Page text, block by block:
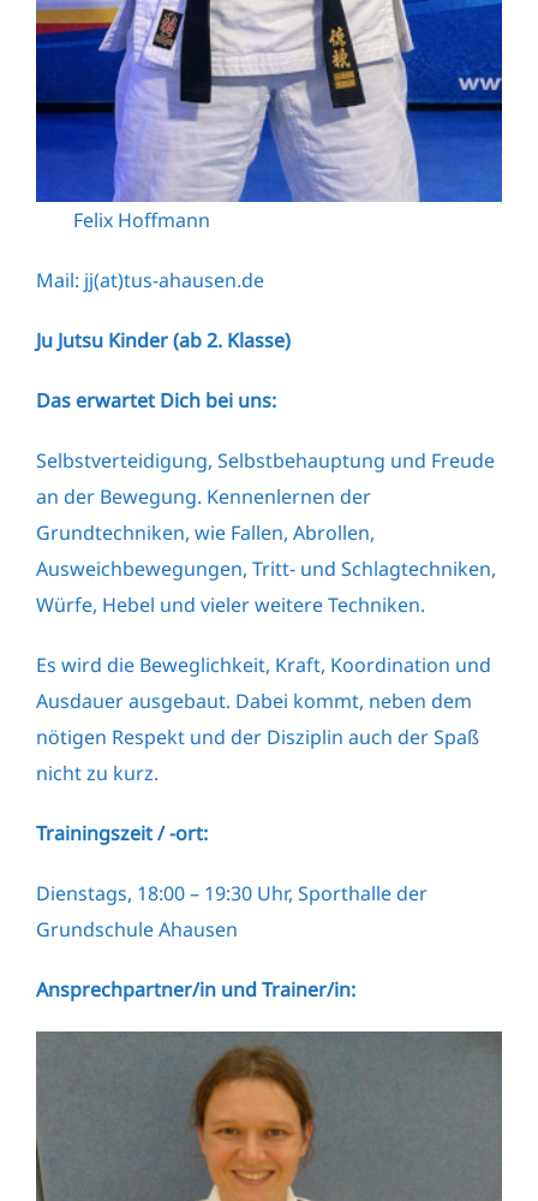
Felix Hoffmann
Mail: jj(at)tus-ahausen.de
Ju Jutsu Kinder (ab 2. Klasse)
Das erwartet Dich bei uns:
Selbstverteidigung, Selbstbehauptung und Freude
an der Bewegung. Kennenlernen der
Grundtechniken, wie Fallen, Abrollen,
Ausweichbewegungen, Tritt- und Schlagtechniken,
Würfe, Hebel und vieler weitere Techniken.
Es wird die Beweglichkeit, Kraft, Koordination und
Ausdauer ausgebaut. Dabei kommt, neben dem
nötigen Respekt und der Disziplin auch der Spaß
nicht zu kurz.
Trainingszeit / -ort:
Dienstags, 18:00 – 19:30 Uhr, Sporthalle der
Grundschule Ahausen
Ansprechpartner/in und Trainer/in: